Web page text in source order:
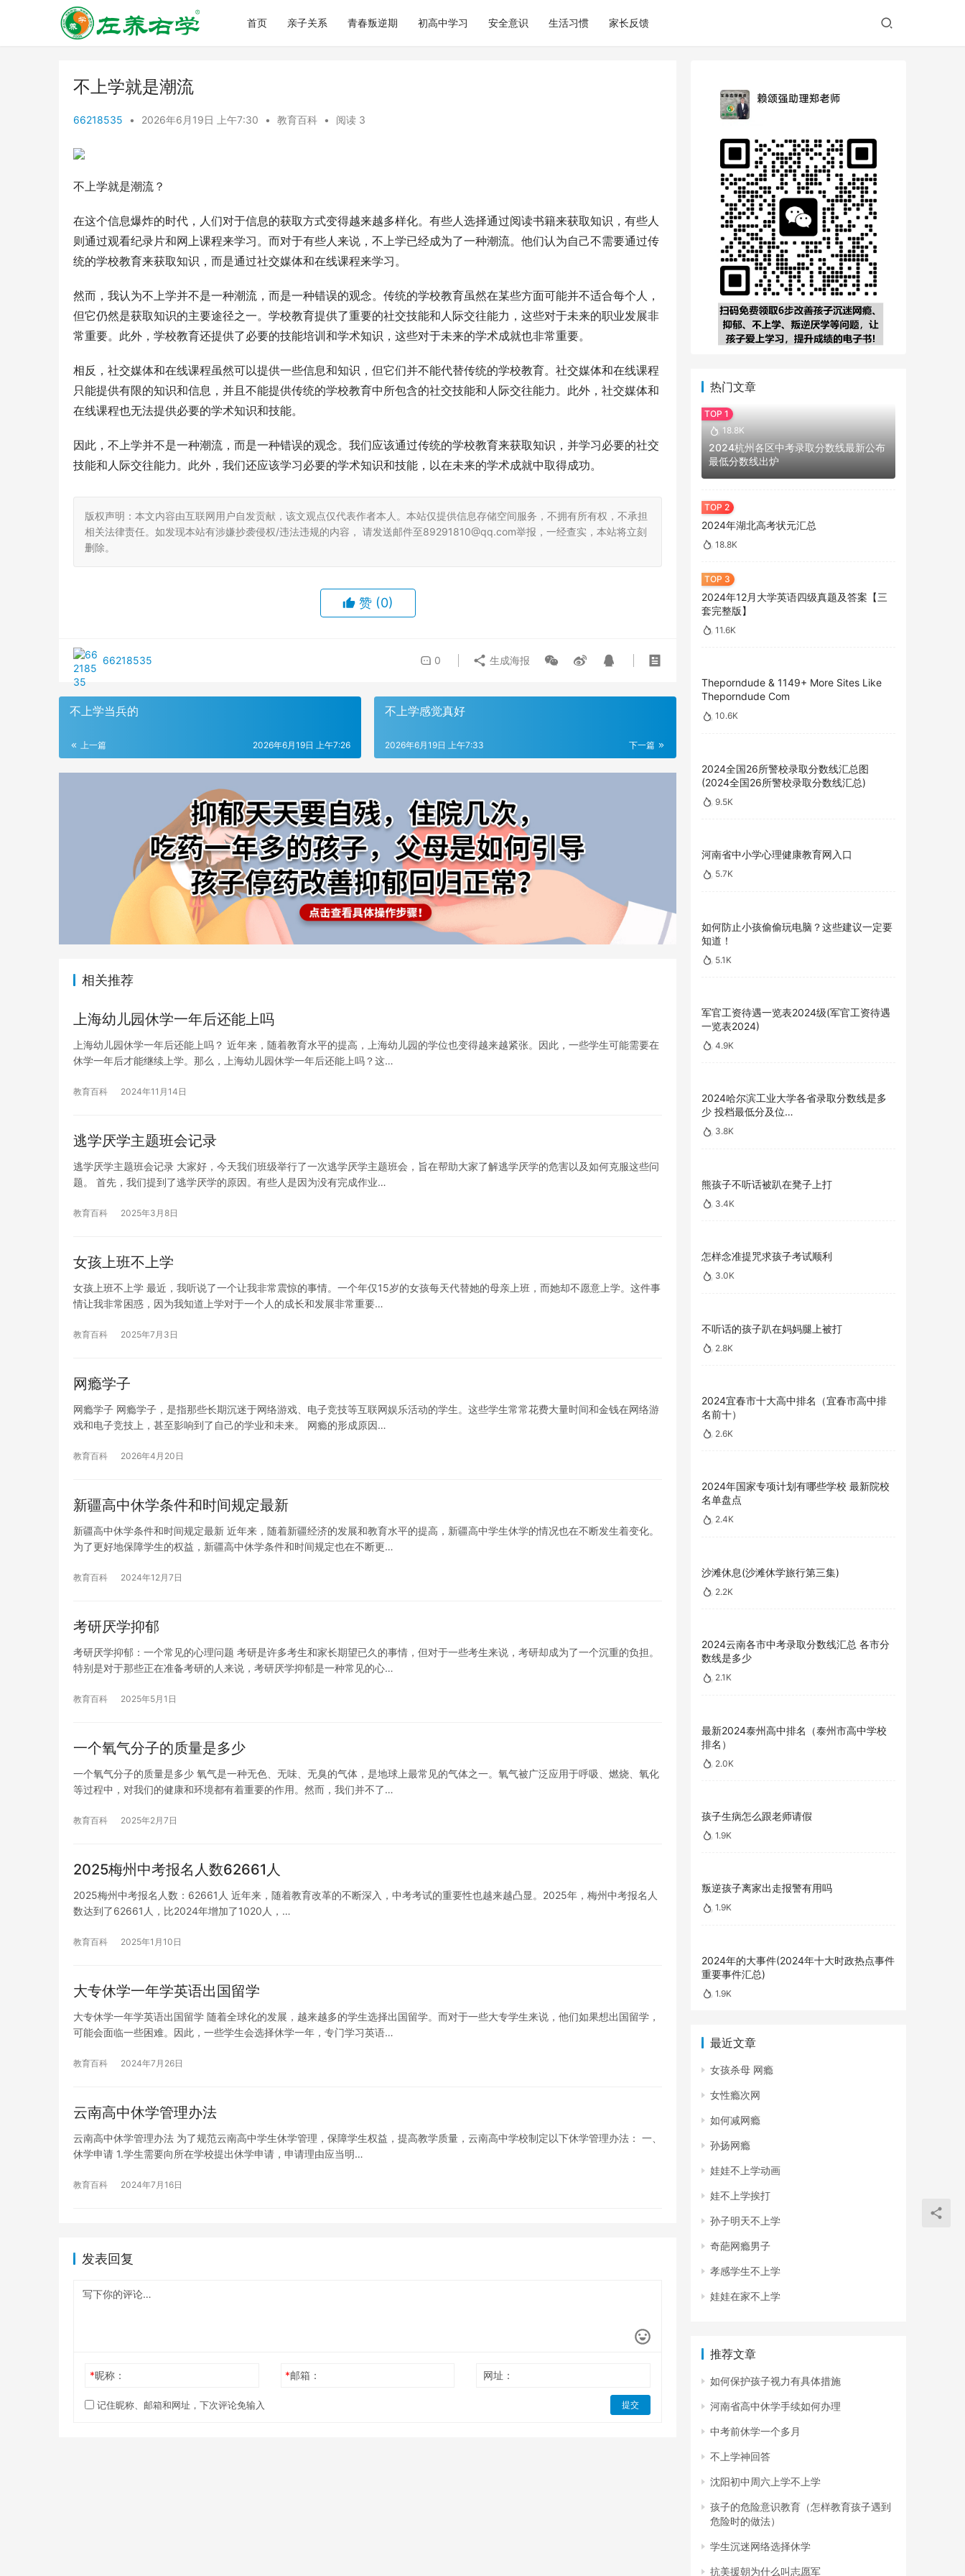
首页 亲子关系 青春叛逆期 初高中学习 安全意识 生活习惯 家长反馈
不上学就是潮流
66218535 • 2026年6月19日 上午7:30 • 教育百科 • 阅读 3
不上学就是潮流？
在这个信息爆炸的时代，人们对于信息的获取方式变得越来越多样化。有些人选择通过阅读书籍来获取知识，有些人
则通过观看纪录片和网上课程来学习。而对于有些人来说，不上学已经成为了一种潮流。他们认为自己不需要通过传
统的学校教育来获取知识，而是通过社交媒体和在线课程来学习。
然而，我认为不上学并不是一种潮流，而是一种错误的观念。传统的学校教育虽然在某些方面可能并不适合每个人，
但它仍然是获取知识的主要途径之一。学校教育提供了重要的社交技能和人际交往能力，这些对于未来的职业发展非
常重要。此外，学校教育还提供了必要的技能培训和学术知识，这些对于未来的学术成就也非常重要。
相反，社交媒体和在线课程虽然可以提供一些信息和知识，但它们并不能代替传统的学校教育。社交媒体和在线课程
只能提供有限的知识和信息，并且不能提供传统的学校教育中所包含的社交技能和人际交往能力。此外，社交媒体和
在线课程也无法提供必要的学术知识和技能。
因此，不上学并不是一种潮流，而是一种错误的观念。我们应该通过传统的学校教育来获取知识，并学习必要的社交
技能和人际交往能力。此外，我们还应该学习必要的学术知识和技能，以在未来的学术成就中取得成功。
版权声明：本文内容由互联网用户自发贡献，该文观点仅代表作者本人。本站仅提供信息存储空间服务，不拥有所有权，不承担
相关法律责任。如发现本站有涉嫌抄袭侵权/违法违规的内容， 请发送邮件至89291810@qq.com举报，一经查实，本站将立刻
删除。
赞 (0)
66218535 0 生成海报
不上学当兵的
上一篇 2026年6月19日 上午7:26
不上学感觉真好
下一篇
2026年6月19日 上午7:33
相关推荐
上海幼儿园休学一年后还能上吗
上海幼儿园休学一年后还能上吗？ 近年来，随着教育水平的提高，上海幼儿园的学位也变得越来越紧张。因此，一些学生可能需要在
休学一年后才能继续上学。那么，上海幼儿园休学一年后还能上吗？这…
教育百科 2024年11月14日
逃学厌学主题班会记录
逃学厌学主题班会记录 大家好，今天我们班级举行了一次逃学厌学主题班会，旨在帮助大家了解逃学厌学的危害以及如何克服这些问
题。 首先，我们提到了逃学厌学的原因。有些人是因为没有完成作业…
教育百科 2025年3月8日
女孩上班不上学
女孩上班不上学 最近，我听说了一个让我非常震惊的事情。一个年仅15岁的女孩每天代替她的母亲上班，而她却不愿意上学。这件事
情让我非常困惑，因为我知道上学对于一个人的成长和发展非常重要…
教育百科 2025年7月3日
网瘾学子
网瘾学子 网瘾学子，是指那些长期沉迷于网络游戏、电子竞技等互联网娱乐活动的学生。这些学生常常花费大量时间和金钱在网络游
戏和电子竞技上，甚至影响到了自己的学业和未来。 网瘾的形成原因…
教育百科 2026年4月20日
新疆高中休学条件和时间规定最新
新疆高中休学条件和时间规定最新 近年来，随着新疆经济的发展和教育水平的提高，新疆高中学生休学的情况也在不断发生着变化。
为了更好地保障学生的权益，新疆高中休学条件和时间规定也在不断更…
教育百科 2024年12月7日
考研厌学抑郁
考研厌学抑郁：一个常见的心理问题 考研是许多考生和家长期望已久的事情，但对于一些考生来说，考研却成为了一个沉重的负担。
特别是对于那些正在准备考研的人来说，考研厌学抑郁是一种常见的心…
教育百科 2025年5月1日
一个氧气分子的质量是多少
一个氧气分子的质量是多少 氧气是一种无色、无味、无臭的气体，是地球上最常见的气体之一。氧气被广泛应用于呼吸、燃烧、氧化
等过程中，对我们的健康和环境都有着重要的作用。然而，我们并不了…
教育百科 2025年2月7日
2025梅州中考报名人数62661人
2025梅州中考报名人数：62661人 近年来，随着教育改革的不断深入，中考考试的重要性也越来越凸显。2025年，梅州中考报名人
数达到了62661人，比2024年增加了1020人，…
教育百科 2025年1月10日
大专休学一年学英语出国留学
大专休学一年学英语出国留学 随着全球化的发展，越来越多的学生选择出国留学。而对于一些大专学生来说，他们如果想出国留学，
可能会面临一些困难。因此，一些学生会选择休学一年，专门学习英语…
教育百科 2024年7月26日
云南高中休学管理办法
云南高中休学管理办法 为了规范云南高中学生休学管理，保障学生权益，提高教学质量，云南高中学校制定以下休学管理办法： 一、
休学申请 1.学生需要向所在学校提出休学申请，申请理由应当明…
教育百科 2024年7月16日
发表回复
*昵称： *邮箱： 网址：
记住昵称、邮箱和网址，下次评论免输入 提交
热门文章
18.8K
2024杭州各区中考录取分数线最新公布
最低分数线出炉
2024年湖北高考状元汇总
18.8K
2024年12月大学英语四级真题及答案【三
套完整版】
11.6K
Theporndude & 1149+ More Sites Like
Theporndude Com
10.6K
2024全国26所警校录取分数线汇总图
(2024全国26所警校录取分数线汇总)
9.5K
河南省中小学心理健康教育网入口
5.7K
如何防止小孩偷偷玩电脑？这些建议一定要
知道！
5.1K
军官工资待遇一览表2024级(军官工资待遇
一览表2024)
4.9K
2024哈尔滨工业大学各省录取分数线是多
少 投档最低分及位…
3.8K
熊孩子不听话被趴在凳子上打
3.4K
怎样念准提咒求孩子考试顺利
3.0K
不听话的孩子趴在妈妈腿上被打
2.8K
2024宜春市十大高中排名（宜春市高中排
名前十）
2.6K
2024年国家专项计划有哪些学校 最新院校
名单盘点
2.4K
沙滩休息(沙滩休学旅行第三集)
2.2K
2024云南各市中考录取分数线汇总 各市分
数线是多少
2.1K
最新2024泰州高中排名（泰州市高中学校
排名）
2.0K
孩子生病怎么跟老师请假
1.9K
叛逆孩子离家出走报警有用吗
1.9K
2024年的大事件(2024年十大时政热点事件
重要事件汇总)
1.9K
最近文章
女孩杀母 网瘾
女性瘾次网
如何减网瘾
孙扬网瘾
娃娃不上学动画
娃不上学挨打
孙子明天不上学
奇葩网瘾男子
孝感学生不上学
娃娃在家不上学
推荐文章
如何保护孩子视力有具体措施
河南省高中休学手续如何办理
中考前休学一个多月
不上学神回答
沈阳初中周六上学不上学
孩子的危险意识教育（怎样教育孩子遇到
危险时的做法）
学生沉迷网络选择休学
抗美援朝为什么叫志愿军